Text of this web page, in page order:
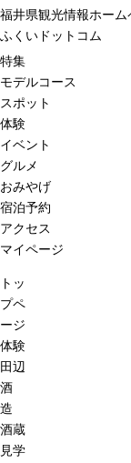
福井県観光情報ホーム
ふくいドットコム
特集
モデルコース
スポット
体験
イベント
グルメ
おみやげ
宿泊予約
アクセス
マイページ
トッ
プペ
ージ
体験
田辺
酒
造
酒蔵
見学